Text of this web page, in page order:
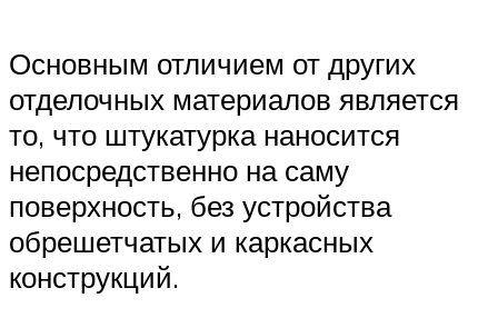
Основным отличием от других
отделочных материалов является
то, что штукатурка наносится
непосредственно на саму
поверхность, без устройства
обрешетчатых и каркасных
конструкций.